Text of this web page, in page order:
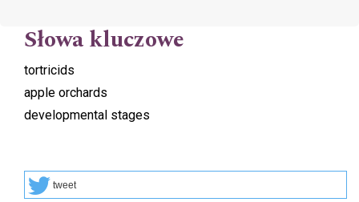
Słowa kluczowe
tortricids
apple orchards
developmental stages
tweet